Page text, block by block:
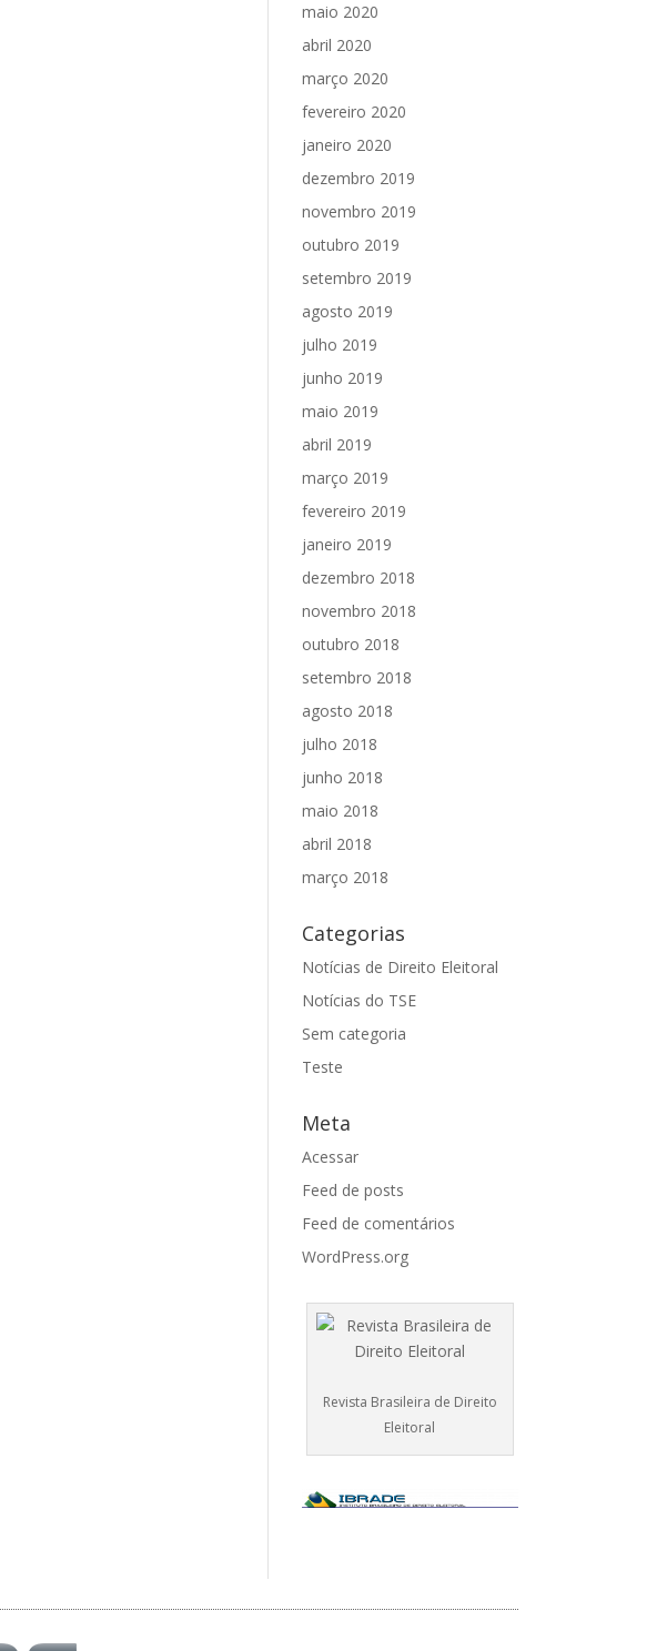
maio 2020
abril 2020
março 2020
fevereiro 2020
janeiro 2020
dezembro 2019
novembro 2019
outubro 2019
setembro 2019
agosto 2019
julho 2019
junho 2019
maio 2019
abril 2019
março 2019
fevereiro 2019
janeiro 2019
dezembro 2018
novembro 2018
outubro 2018
setembro 2018
agosto 2018
julho 2018
junho 2018
maio 2018
abril 2018
março 2018
Categorias
Notícias de Direito Eleitoral
Notícias do TSE
Sem categoria
Teste
Meta
Acessar
Feed de posts
Feed de comentários
WordPress.org
Revista Brasileira de Direito
Eleitoral